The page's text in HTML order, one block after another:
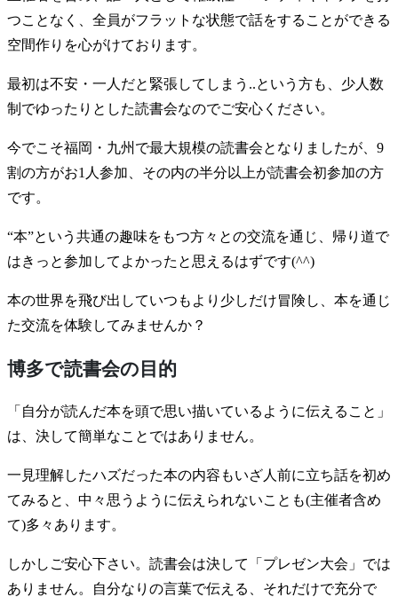
つことなく、全員がフラットな状態で話をすることができる
空間作りを心がけております。
最初は不安・一人だと緊張してしまう..という方も、少人数
制でゆったりとした読書会なのでご安心ください。
今でこそ福岡・九州で最大規模の読書会となりましたが、9
割の方がお1人参加、その内の半分以上が読書会初参加の方
です。
“本”という共通の趣味をもつ方々との交流を通じ、帰り道で
はきっと参加してよかったと思えるはずです(^^)
本の世界を飛び出していつもより少しだけ冒険し、本を通じ
た交流を体験してみませんか？
博多で読書会の目的
「自分が読んだ本を頭で思い描いているように伝えること」
は、決して簡単なことではありません。
一見理解したハズだった本の内容もいざ人前に立ち話を初め
てみると、中々思うように伝えられないことも(主催者含め
て)多々あります。
しかしご安心下さい。読書会は決して「プレゼン大会」では
ありません。自分なりの言葉で伝える、それだけで充分で